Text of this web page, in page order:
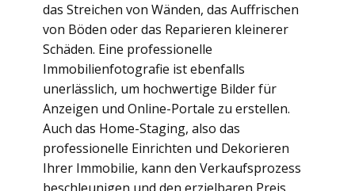
das Streichen von Wänden, das Auffrischen
von Böden oder das Reparieren kleinerer
Schäden. Eine professionelle
Immobilienfotografie ist ebenfalls
unerlässlich, um hochwertige Bilder für
Anzeigen und Online-Portale zu erstellen.
Auch das Home-Staging, also das
professionelle Einrichten und Dekorieren
Ihrer Immobilie, kann den Verkaufsprozess